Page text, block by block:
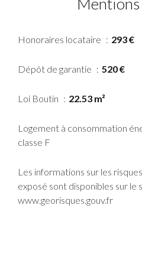
Honoraires locataire 293 €
Dépôt de garantie 520 €
Loi Boutin 22.53 m²
Logement à consommation
classe F
Les informations sur les
exposé sont disponibles sur le
www.georisques.gouv.fr